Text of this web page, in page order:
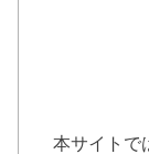
本サイトで